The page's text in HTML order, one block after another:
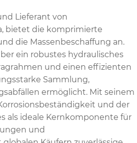
Lieferant von
bietet die komprimierte
die Massenbeschaffung an.
ein robustes hydraulisches
und einen effizienten
Sammlung,
ermöglicht. Mit seinem
und der
als ideale Kernkomponente für
und